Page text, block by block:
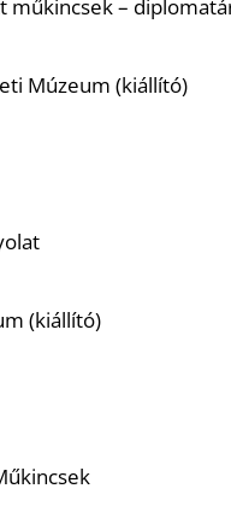
műkincsek –
Múzeum (kiállító)
(kiállító)